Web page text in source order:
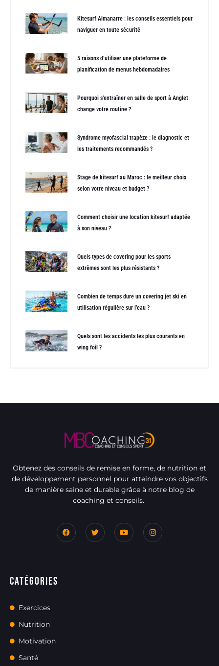
Kitesurf Almanarre : les conseils essentiels pour
naviguer en toute sécurité
5 raisons d’utiliser une plateforme de
planification de menus hebdomadaires
Pourquoi s’entraîner en salle de sport à Anglet
change votre routine ?
Syndrome myofascial trapèze : le diagnostic et
les traitements recommandés ?
Stage de kitesurf au Maroc : le meilleur choix
selon votre niveau et budget ?
Comment choisir une location kitesurf adaptée
à son niveau ?
Quels types de covering pour les sports
extrêmes sont les plus résistants ?
Combien de temps dure un covering jet ski en
utilisation régulière sur l’eau ?
Quels sont les accidents les plus courants en
wing foil ?
Obtenez des conseils de remise en forme, de nutrition et
de développement personnel pour atteindre vos objectifs
de manière saine et durable grâce à notre blog de
coaching et conseils.
Catégories
Exercices
Nutrition
Motivation
Santé